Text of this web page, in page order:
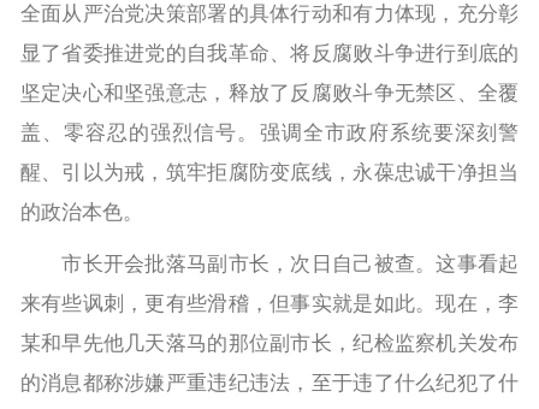
全面从严治党决策部署的具体行动和有力体现，充分彰
显了省委推进党的自我革命、将反腐败斗争进行到底的
坚定决心和坚强意志，释放了反腐败斗争无禁区、全覆
盖、零容忍的强烈信号。强调全市政府系统要深刻警
醒、引以为戒，筑牢拒腐防变底线，永葆忠诚干净担当
的政治本色。
市长开会批落马副市长，次日自己被查。这事看起
来有些讽刺，更有些滑稽，但事实就是如此。现在，李
某和早先他几天落马的那位副市长，纪检监察机关发布
的消息都称涉嫌严重违纪违法，至于违了什么纪犯了什